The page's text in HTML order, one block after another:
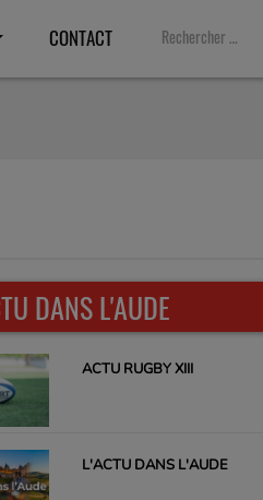
CONTACT
DANS L'AUDE
ACTU RUGBY XIII
L'ACTU DANS L'AUDE